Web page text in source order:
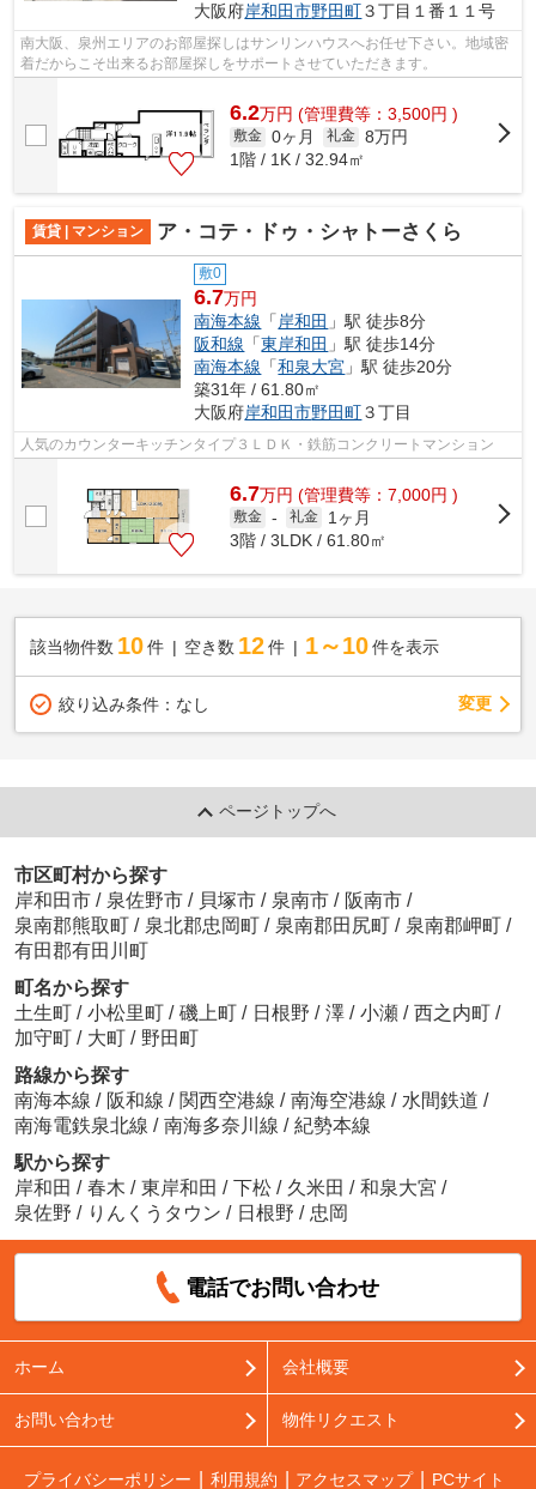
大阪府岸和田市野田町３丁目１番１１号
南大阪、泉州エリアのお部屋探しはサンリンハウスへお任せ下さい。地域密
着だからこそ出来るお部屋探しをサポートさせていただきます。
6.2万円 (管理費等：3,500円 )
敷金 0ヶ月 礼金 8万円
1階 / 1K / 32.94㎡
賃貸 | マンション ア・コテ・ドゥ・シャトーさくら
敷0
6.7万円
南海本線 「岸和田 」駅 徒歩8分
阪和線 「東岸和田 」駅 徒歩14分
南海本線 「和泉大宮 」駅 徒歩20分
築31年 / 61.80㎡
大阪府岸和田市野田町３丁目
人気のカウンターキッチンタイプ３ＬＤＫ・鉄筋コンクリートマンション
6.7万円 (管理費等：7,000円 )
敷金 - 礼金
1ヶ月
3階 / 3LDK / 61.80㎡
該当物件数 10件 空き数 12 件 1～10 件を表示
絞り込み条件： なし 変更
ページトップへ
市区町村から探す
岸和田市 / 泉佐野市 / 貝塚市 / 泉南市 / 阪南市 /
泉南郡熊取町 / 泉北郡忠岡町 / 泉南郡田尻町 / 泉南郡岬町 /
有田郡有田川町
町名から探す
土生町 / 小松里町 / 磯上町 / 日根野 / 澤 / 小瀬 / 西之内町 /
加守町 / 大町 / 野田町
路線から探す
南海本線 / 阪和線 / 関西空港線 / 南海空港線 / 水間鉄道 /
南海電鉄泉北線 / 南海多奈川線 / 紀勢本線
駅から探す
岸和田 / 春木 / 東岸和田 / 下松 / 久米田 / 和泉大宮 /
泉佐野 / りんくうタウン / 日根野 / 忠岡
電話でお問い合わせ
ホーム 会社概要
お問い合わせ 物件リクエスト
プライバシーポリシー 利用規約 アクセスマップ PCサイト